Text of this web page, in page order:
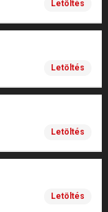
Letöltés
Letöltés
Letöltés
Letöltés